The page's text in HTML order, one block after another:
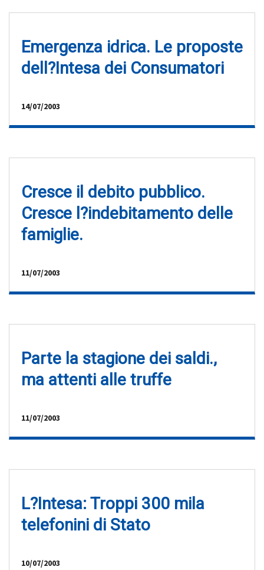
Emergenza idrica. Le proposte
dell?Intesa dei Consumatori
14/07/2003
Cresce il debito pubblico.
Cresce l?indebitamento delle
famiglie.
11/07/2003
Parte la stagione dei saldi.,
ma attenti alle truffe
11/07/2003
L?Intesa: Troppi 300 mila
telefonini di Stato
10/07/2003